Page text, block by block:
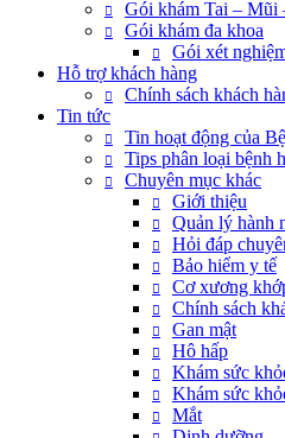
Gói khám Tai – Mũi
Gói khám đa khoa
Gói xét
Hỗ trợ khách hàng
Chính sách khách
Tin tức
Tin hoạt động của
Tips phân loại bệnh
Chuyên mục khác
Giới thiệu
Quản lý hành
Hỏi đáp
Bảo hiểm y tế
Cơ xương
Chính sách
Gan mật
Hô hấp
Khám sức
Khám sức
Mắt